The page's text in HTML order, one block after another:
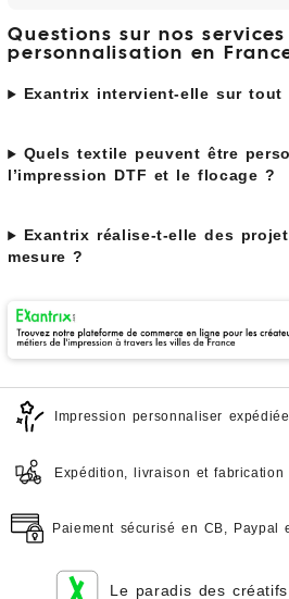
Questions sur nos
personnalisation en
Exantrix intervient-elle sur
Quels textile peuvent être
l’impression DTF et le flocage ?
Exantrix réalise-t-elle des
mesure ?
Impression personnaliser
Expédition, livraison et fabrication
Paiement sécurisé en CB, Paypal
Le paradis des créatifs